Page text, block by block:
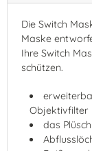
Die Switch
Maske
Ihre Switch
schützen.
Objektivfilter
das